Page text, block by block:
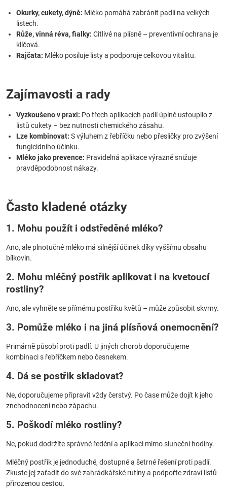
Okurky, cukety, dýně: Mléko pomáhá zabránit padlí na velkých
listech.
Růže, vinná réva, fialky: Citlivé na plísně – preventivní ochrana je
klíčová.
Rajčata: Mléko posiluje listy a podporuje celkovou vitalitu.
Zajímavosti a rady
Vyzkoušeno v praxi: Po třech aplikacích padlí úplně ustoupilo z
listů cukety – bez nutnosti chemického zásahu.
Lze kombinovat: S výluhem z řebříčku nebo přesličky pro zvýšení
fungicidního účinku.
Mléko jako prevence: Pravidelná aplikace výrazně snižuje
pravděpodobnost nákazy.
Často kladené otázky
1. Mohu použít i odstředěné mléko?
Ano, ale plnotučné mléko má silnější účinek díky vyššímu obsahu
bílkovin.
2. Mohu mléčný postřik aplikovat i na kvetoucí
rostliny?
Ano, ale vyhněte se přímému postřiku květů – může způsobit skvrny.
3. Pomůže mléko i na jiná plísňová onemocnění?
Primárně působí proti padlí. U jiných chorob doporučujeme
kombinaci s řebříčkem nebo česnekem.
4. Dá se postřik skladovat?
Ne, doporučujeme připravit vždy čerstvý. Po čase může dojít k jeho
znehodnocení nebo zápachu.
5. Poškodí mléko rostliny?
Ne, pokud dodržíte správné ředění a aplikaci mimo sluneční hodiny.
Mléčný postřik je jednoduché, dostupné a šetrné řešení proti padlí.
Zkuste jej zařadit do své zahrádkářské rutiny a podpořte zdraví listů
přirozenou cestou.